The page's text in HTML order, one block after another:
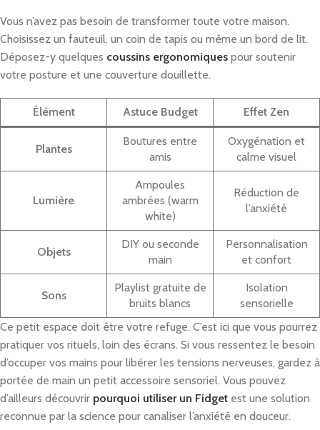
Vous n’avez pas besoin de transformer toute votre maison.
Choisissez un fauteuil, un coin de tapis ou même un bord de lit.
Déposez-y quelques coussins ergonomiques pour soutenir
votre posture et une couverture douillette.
Élément Astuce Budget Effet Zen
Plantes
Boutures entre
amis
Oxygénation et
calme visuel
Lumière
Ampoules
ambrées (warm
white)
Réduction de
l’anxiété
Objets
DIY ou seconde
main
Personnalisation
et confort
Sons
Playlist gratuite de
bruits blancs
Isolation
sensorielle
Ce petit espace doit être votre refuge. C’est ici que vous pourrez
pratiquer vos rituels, loin des écrans. Si vous ressentez le besoin
d’occuper vos mains pour libérer les tensions nerveuses, gardez à
portée de main un petit accessoire sensoriel. Vous pouvez
d’ailleurs découvrir pourquoi utiliser un Fidget est une solution
reconnue par la science pour canaliser l’anxiété en douceur.